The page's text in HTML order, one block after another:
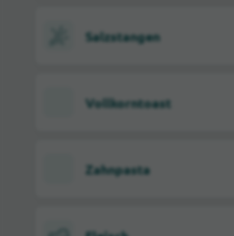
Salzstangen
Vollkorntoast
Zahnpasta